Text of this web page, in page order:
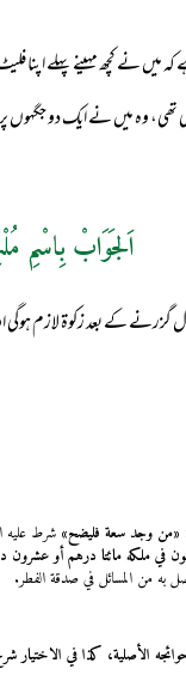
نے کچھ مہینے پہلے اپنا
وہ میں نے ایک دو جگہوں
اَلجَوَابْ بِاسْمِ
کے بعد زکوۃ لازم ہوگی
«من وجد سعة فليضح» شرط عليه
في ملكه مائتا درهم أو
به من المسائل في صدقة الفطر.
الأصلية، كذا في الاختيار